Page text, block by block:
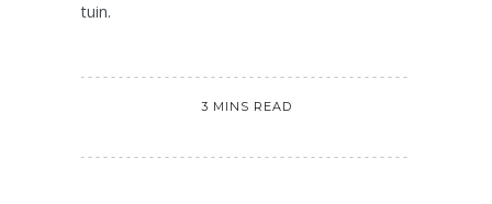
tuin.
3 MINS READ